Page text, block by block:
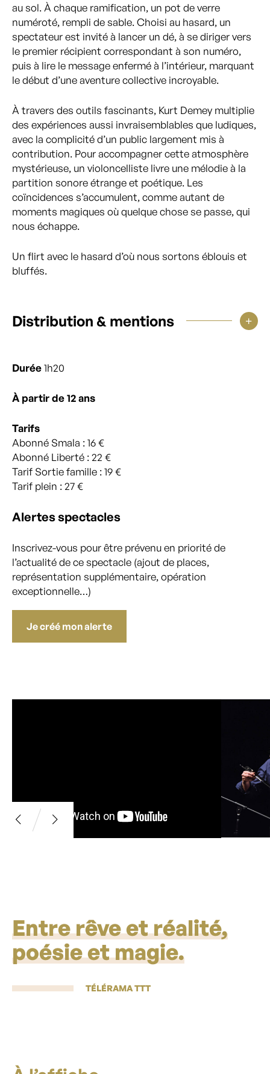
au sol. À chaque ramification, un pot de verre
numéroté, rempli de sable. Choisi au hasard, un
spectateur est invité à lancer un dé, à se diriger vers
le premier récipient correspondant à son numéro,
puis à lire le message enfermé à l’intérieur, marquant
le début d’une aventure collective incroyable.
À travers des outils fascinants, Kurt Demey multiplie
des expériences aussi invraisemblables que ludiques,
avec la complicité d’un public largement mis à
contribution. Pour accompagner cette atmosphère
mystérieuse, un violoncelliste livre une mélodie à la
partition sonore étrange et poétique. Les
coïncidences s’accumulent, comme autant de
moments magiques où quelque chose se passe, qui
nous échappe.
Un flirt avec le hasard d’où nous sortons éblouis et
bluffés.
Distribution & mentions
Durée1h20
À partir de 12 ans
Tarifs
Abonné Smala : 16 €
Abonné Liberté : 22 €
Tarif Sortie famille : 19 €
Tarif plein : 27 €
Alertes spectacles
Inscrivez-vous pour être prévenu en priorité de
l’actualité de ce spectacle (ajout de places,
représentation supplémentaire, opération
exceptionnelle…)
Je créé mon alerte
Entre rêve et réalité,
poésie et magie.
TÉLÉRAMA TTT